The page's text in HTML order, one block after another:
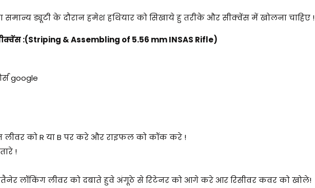
समान्य ड्यूटी के दौरान हमेश हथियार को सिखाये हु तरीके और सीक्वेंस में खोलना चाहिए !
:(Striping & Assembling of 5.56 mm INSAS Rifle)
google
को R या B पर करे और राइफल को कॉक करे !
!
लॉकिंग लीवर को दबाते हुवे अंगूठे से रिटेनर को आगे करे आर रिसीवर कवर को खोले!